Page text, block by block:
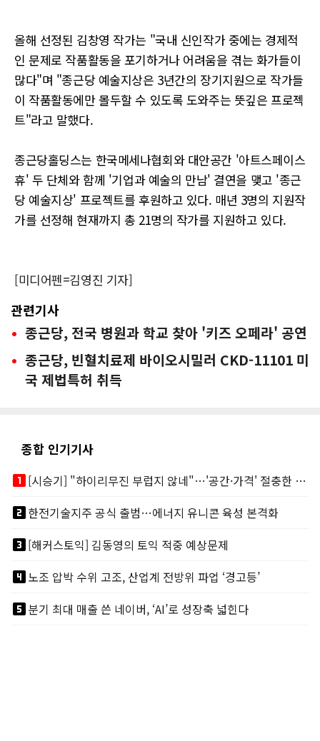
올해 선정된 김창영 작가는 "국내 신인작가 중에는 경제적
인 문제로 작품활동을 포기하거나 어려움을 겪는 화가들이
많다"며 "종근당 예술지상은 3년간의 장기지원으로 작가들
이 작품활동에만 몰두할 수 있도록 도와주는 뜻깊은 프로젝
트"라고 말했다.
종근당홀딩스는 한국메세나협회와 대안공간 '아트스페이스
휴' 두 단체와 함께 '기업과 예술의 만남' 결연을 맺고 '종근
당 예술지상' 프로젝트를 후원하고 있다. 매년 3명의 지원작
가를 선정해 현재까지 총 21명의 작가를 지원하고 있다.
[미디어펜=김영진 기자]
관련기사
종근당, 전국 병원과 학교 찾아 '키즈 오페라' 공연
종근당, 빈혈치료제 바이오시밀러 CKD-11101 미
국 제법특허 취득
종합 인기기사
looks_one
[시승기] "하이리무진 부럽지 않네"…'공간·가격' 절충한 카니발 하이루프
looks_two한전기술지주 공식 출범…에너지 유니콘 육성 본격화
looks_3[해커스토익] 김동영의 토익 적중 예상문제
looks_4노조 압박 수위 고조, 산업계 전방위 파업 ‘경고등’
looks_5분기 최대 매출 쓴 네이버, ‘AI’로 성장축 넓힌다